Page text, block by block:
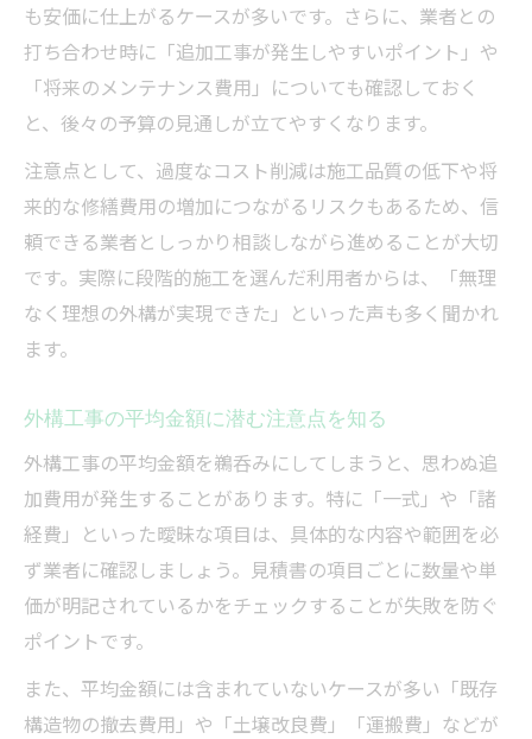
も安価に仕上がるケースが多いです。さらに、業者との
打ち合わせ時に「追加工事が発生しやすいポイント」や
「将来のメンテナンス費用」についても確認しておく
と、後々の予算の見通しが立てやすくなります。
注意点として、過度なコスト削減は施工品質の低下や将
来的な修繕費用の増加につながるリスクもあるため、信
頼できる業者としっかり相談しながら進めることが大切
です。実際に段階的施工を選んだ利用者からは、「無理
なく理想の外構が実現できた」といった声も多く聞かれ
ます。
外構工事の平均金額に潜む注意点を知る
外構工事の平均金額を鵜呑みにしてしまうと、思わぬ追
加費用が発生することがあります。特に「一式」や「諸
経費」といった曖昧な項目は、具体的な内容や範囲を必
ず業者に確認しましょう。見積書の項目ごとに数量や単
価が明記されているかをチェックすることが失敗を防ぐ
ポイントです。
また、平均金額には含まれていないケースが多い「既存
構造物の撤去費用」や「土壌改良費」「運搬費」などが